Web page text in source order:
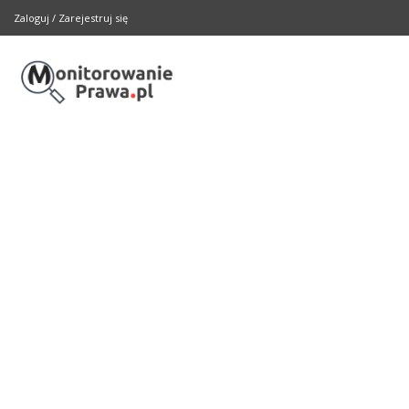
Zaloguj / Zarejestruj się